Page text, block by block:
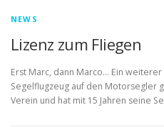
NEWS
Lizenz zum Fliegen
Erst Marc, dann Marco… Ein
Segelflugzeug auf den Motorsegler
Verein und hat mit 15 Jahren seine